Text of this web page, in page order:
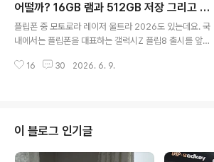
해 본다면 마다할 이유가 없을 겁니다. 특히 에어팟 또는 애
플워치도 구매할 계획이 있다면 더 유리할 수 있습니다. 또
한 통신비도 월 7%추가로 요금을 할인받을 수 있으니 일
독 월 7% 추가요금 할인은 추천하고 싶습니다. 아이폰에
어떨까? 16GB 램과 512GB 저장 그리고 배
터리 용량 5000mAh!!
플립폰 중 모토로라 레이저 울트라 2026도 있는데요. 국
내에서는 플립폰을 대표하는 갤럭시Z 플립8 출시를 앞두
션과 대결 구도를 갖고 있지만 아무래도 갤럭시Z 플립8이
전작을 구매해서 사용하는 게 훨씬 더 현명하지 않을까 하
는 생각도 듭니다. 프로세서는 이전 모델과 동일하고 충전
속도도 변함이 없으며 화면 크기도 모두 같습니다. 램 용량
16 30 2026. 6. 9.
이 블로그 인기글